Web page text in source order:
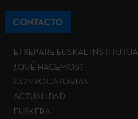
CONTACTO
ETXEPARE EUSKAL INSTITUTUA
¿QUÉ HACEMOS?
CONVOCATORIAS
ACTUALIDAD
EUSKERA